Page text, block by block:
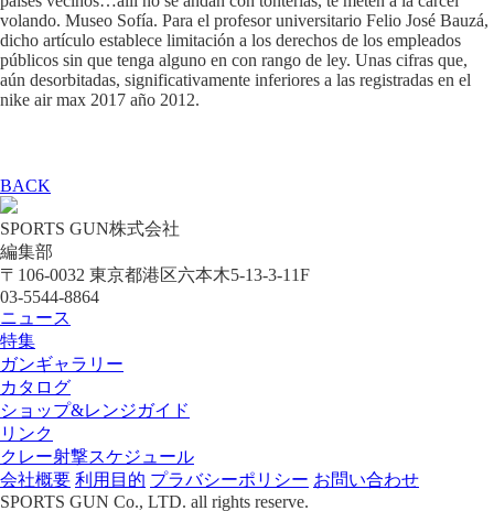
volando. Museo Sofía. Para el profesor universitario Felio José Bauzá,
dicho artículo establece limitación a los derechos de los empleados
públicos sin que tenga alguno en con rango de ley. Unas cifras que,
aún desorbitadas, significativamente inferiores a las registradas en el
nike air max 2017 año 2012.
BACK
SPORTS GUN株式会社
編集部
〒106-0032 東京都港区六本木5-13-3-11F
03-5544-8864
ニュース
特集
ガンギャラリー
カタログ
ショップ&レンジガイド
リンク
クレー射撃スケジュール
会社概要 利用目的 プラバシーポリシー お問い合わせ
SPORTS GUN Co., LTD. all rights reserve.